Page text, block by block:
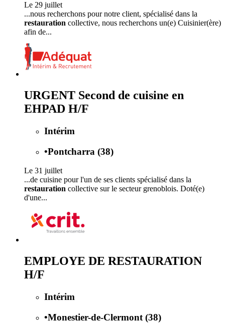
Le 29 juillet
...nous recherchons pour notre client, spécialisé dans la
restauration collective, nous recherchons un(e) Cuisinier(ère)
afin de...
URGENT Second de cuisine en
EHPAD H/F
Intérim
•Pontcharra (38)
Le 31 juillet
...de cuisine pour l'un de ses clients spécialisé dans la
restauration collective sur le secteur grenoblois. Doté(e)
d'une...
EMPLOYE DE RESTAURATION
H/F
Intérim
•Monestier-de-Clermont (38)